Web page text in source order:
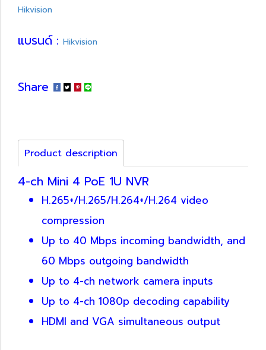
Hikvision
แบรนด์ : Hikvision
Share
Product description
4-ch Mini 4 PoE 1U NVR
H.265+/H.265/H.264+/H.264 video
compression
Up to 40 Mbps incoming bandwidth, and
60 Mbps outgoing bandwidth
Up to 4-ch network camera inputs
Up to 4-ch 1080p decoding capability
HDMI and VGA simultaneous output